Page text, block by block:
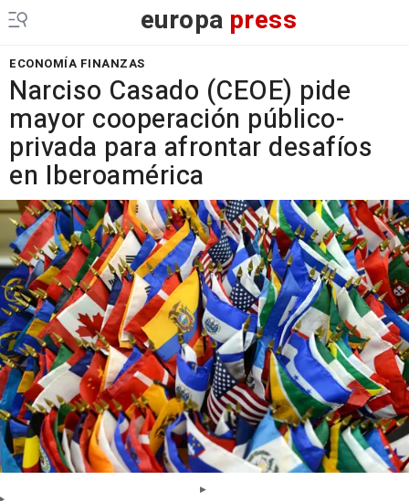
europa press
ECONOMÍA FINANZAS
Narciso Casado (CEOE) pide
mayor cooperación público-
privada para afrontar desafíos
en Iberoamérica